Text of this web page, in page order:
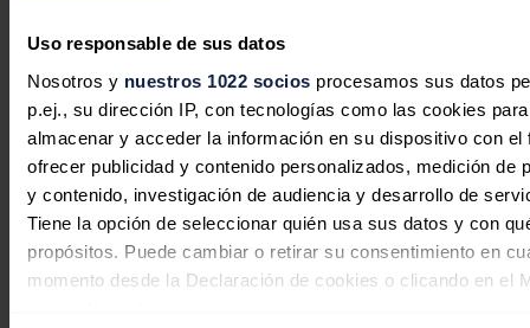
Uso responsable de sus datos
Nosotros y nuestros 1022 socios procesamos sus datos
p.ej., su dirección IP, con tecnologías como las cookies para
almacenar y acceder la información en su dispositivo con el
ofrecer publicidad y contenido personalizados, medición de
y contenido, investigación de audiencia y desarrollo de
Tiene la opción de seleccionar quién usa sus datos y con
propósitos. Puede cambiar o retirar su consentimiento en
momento desde la Declaración de cookies o clicando en el